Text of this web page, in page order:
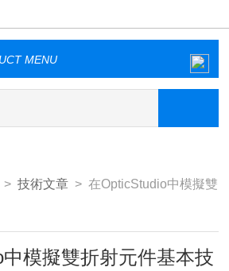
MENU
>技術文章 > 在OpticStudio中模擬雙
模擬雙折射元件基本技